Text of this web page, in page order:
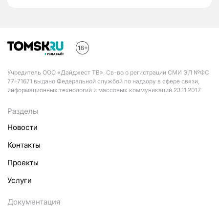
Учредитель ООО «Дайджест ТВ». Св-во о регистрации СМИ ЭЛ №ФС
77-71671 выдано Федеральной службой по надзору в сфере связи,
информационных технологий и массовых коммуникаций 23.11.2017
Разделы
Новости
Контакты
Проекты
Услуги
Документация